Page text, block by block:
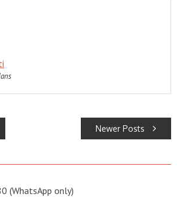
Newer Posts
(WhatsApp only)